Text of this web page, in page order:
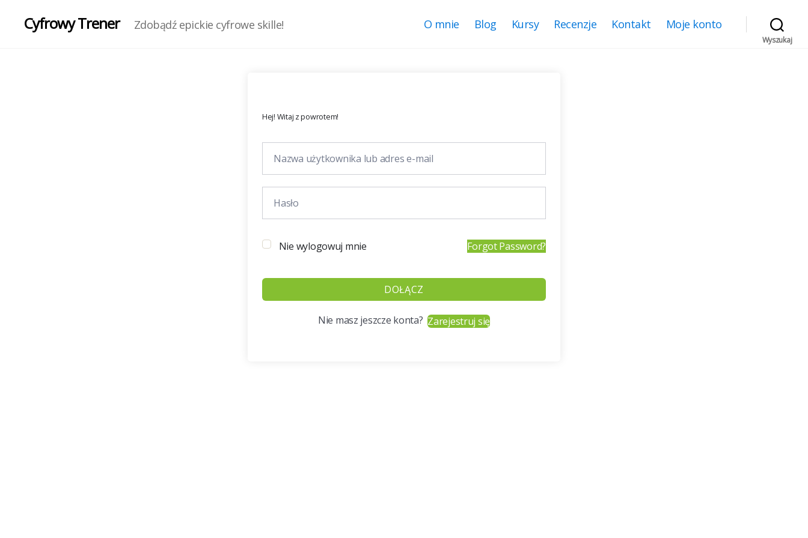
Cyfrowy Trener Zdobądź epickie cyfrowe skille! O mnie Blog Kursy Recenzje Kontakt Moje konto
Wyszukaj
Hej! Witaj z powrotem!
Nie wylogowuj mnie Forgot Password?
DOŁĄCZ
Nie masz jeszcze konta?Zarejestruj się